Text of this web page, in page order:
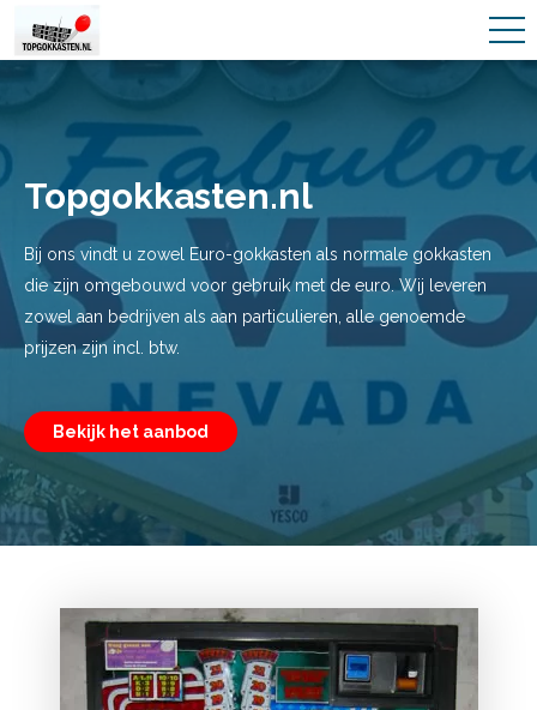
Topgokkasten.nl
Bij ons vindt u zowel Euro-gokkasten als normale gokkasten
die zijn omgebouwd voor gebruik met de euro. Wij leveren
zowel aan bedrijven als aan particulieren, alle genoemde
prijzen zijn incl. btw.
Bekijk het aanbod